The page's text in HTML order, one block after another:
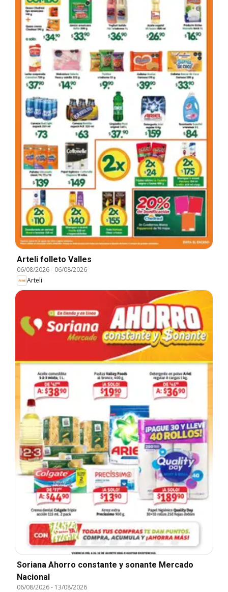
Arteli folleto Valles
06/08/2026- 06/08/2026
Arteli
Soriana Ahorro constante y sonante Mercado
Nacional
06/08/2026- 13/08/2026